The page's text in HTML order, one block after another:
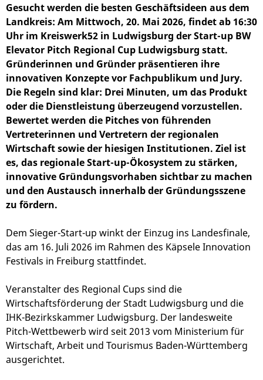
Gesucht werden die besten Geschäftsideen aus dem
Landkreis: Am Mittwoch, 20. Mai 2026, findet ab 16:30
Uhr im Kreiswerk52 in Ludwigsburg der Start-up BW
Elevator Pitch Regional Cup Ludwigsburg statt.
Gründerinnen und Gründer präsentieren ihre
innovativen Konzepte vor Fachpublikum und Jury.
Die Regeln sind klar: Drei Minuten, um das Produkt
oder die Dienstleistung überzeugend vorzustellen.
Bewertet werden die Pitches von führenden
Vertreterinnen und Vertretern der regionalen
Wirtschaft sowie der hiesigen Institutionen. Ziel ist
es, das regionale Start-up-Ökosystem zu stärken,
innovative Gründungsvorhaben sichtbar zu machen
und den Austausch innerhalb der Gründungsszene
zu fördern.
Dem Sieger-Start-up winkt der Einzug ins Landesfinale,
das am 16. Juli 2026 im Rahmen des Käpsele Innovation
Festivals in Freiburg stattfindet.
Veranstalter des Regional Cups sind die
Wirtschaftsförderung der Stadt Ludwigsburg und die
IHK-Bezirkskammer Ludwigsburg. Der landesweite
Pitch-Wettbewerb wird seit 2013 vom Ministerium für
Wirtschaft, Arbeit und Tourismus Baden-Württemberg
ausgerichtet.